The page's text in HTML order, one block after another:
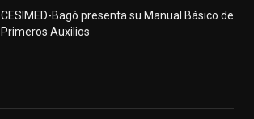
CESIMED-Bagó presenta su Manual Básico de
Primeros Auxilios